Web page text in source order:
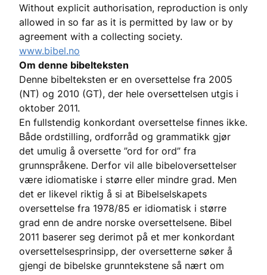
Without explicit authorisation, reproduction is only
allowed in so far as it is permitted by law or by
agreement with a collecting society.
www.bibel.no
Om denne bibelteksten
Denne bibelteksten er en oversettelse fra 2005
(NT) og 2010 (GT), der hele oversettelsen utgis i
oktober 2011.
En fullstendig konkordant oversettelse finnes ikke.
Både ordstilling, ordforråd og grammatikk gjør
det umulig å oversette ”ord for ord” fra
grunnspråkene. Derfor vil alle bibeloversettelser
være idiomatiske i større eller mindre grad. Men
det er likevel riktig å si at Bibelselskapets
oversettelse fra 1978/85 er idiomatisk i større
grad enn de andre norske oversettelsene. Bibel
2011 baserer seg derimot på et mer konkordant
oversettelsesprinsipp, der oversetterne søker å
gjengi de bibelske grunntekstene så nært om